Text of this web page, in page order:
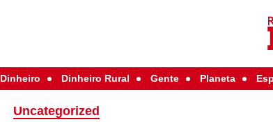
Dinheiro Dinheiro Rural Gente Planeta
Uncategorized